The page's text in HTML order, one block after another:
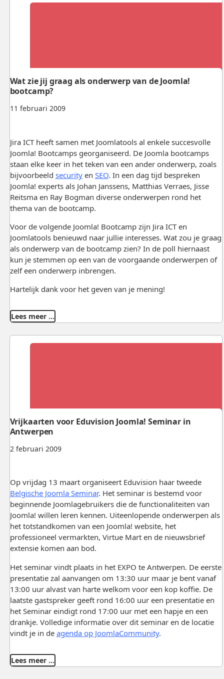
11 februari 2009
Wat zie jij graag als onderwerp van de Joomla!
bootcamp?
Jira ICT heeft samen met Joomlatools al enkele succesvolle
Joomla! Bootcamps georganiseerd. De Joomla bootcamps
staan elke keer in het teken van een ander onderwerp, zoals
bijvoorbeeld securityen SEO. In een dag tijd bespreken
Joomla! experts als Johan Janssens, Matthias Verraes, Jisse
Reitsma en Ray Bogman diverse onderwerpen rond het
thema van de bootcamp.
Voor de volgende Joomla! Bootcamp zijn Jira ICT en
Joomlatools benieuwd naar jullie interesses. Wat zou je graag
als onderwerp van de bootcamp zien? In de poll hiernaast
kun je stemmen op een van de voorgaande onderwerpen of
zelf een onderwerp inbrengen.
Hartelijk dank voor het geven van je mening!
Lees meer …
2 februari 2009
Vrijkaarten voor Eduvision Joomla! Seminar in
Antwerpen
Op vrijdag 13 maart organiseert Eduvision haar tweede
Belgische Joomla Seminar. Het seminar is bestemd voor
beginnende Joomlagebruikers die de functionaliteiten van
Joomla! willen leren kennen. Uiteenlopende onderwerpen als
het totstandkomen van een Joomla! website, het
professioneel vermarkten, Virtue Mart en de nieuwsbrief
extensie komen aan bod.
Het seminar vindt plaats in het EXPO te Antwerpen. De eerste
presentatie zal aanvangen om 13:30 uur maar je bent vanaf
13:00 uur alvast van harte welkom voor een kop koffie. De
laatste gastspreker geeft rond 16:00 uur een presentatie en
het Seminar eindigt rond 17:00 uur met een hapje en een
drankje. Volledige informatie over dit seminar en de locatie
vindt je in de agenda op JoomlaCommunity.
Lees meer …